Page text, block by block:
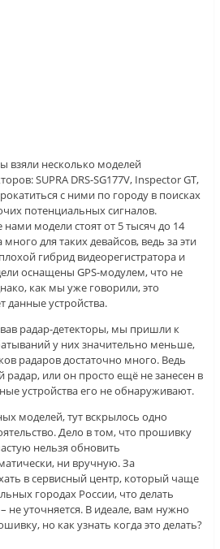
взяли несколько моделей
SUPRA DRS-SG177V, Inspector GT,
с ними по городу в поисках
потенциальных сигналов.
модели стоят от 5 тысяч до 14
для таких девайсов, ведь за эти
гибрид видеорегистратора и
оснащены GPS-модулем, что не
как мы уже говорили, это
данные устройства.
радар-детекторы, мы пришли к
у них значительно меньше,
радаров достаточно много. Ведь
радар, или он просто ещё не занесен в
устройства его не обнаруживают.
моделей, тут вскрылось одно
Дело в том, что прошивку
нельзя обновить
ни вручную. За
в сервисный центр, который чаще
городах России, что делать
не уточняется. В идеале, вам нужно
но как узнать когда это делать?